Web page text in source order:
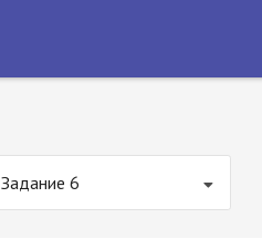
Задание 6